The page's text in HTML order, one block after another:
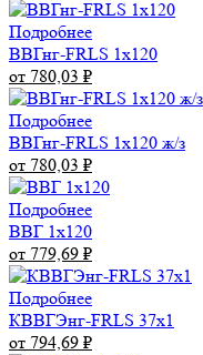
Подробнее
ВВГнг-FRLS 1х120
от 780,03 ₽
Подробнее
ВВГнг-FRLS 1х120 ж/з
от 780,03 ₽
Подробнее
ВВГ 1х120
от 779,69 ₽
Подробнее
КВВГЭнг-FRLS 37х1
от 794,69 ₽